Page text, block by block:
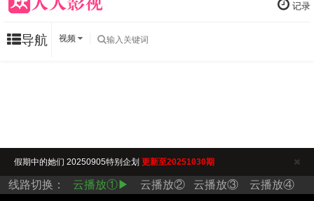
记录
导航 视频
假期中的她们 20250905特别企划 更新至20251030期